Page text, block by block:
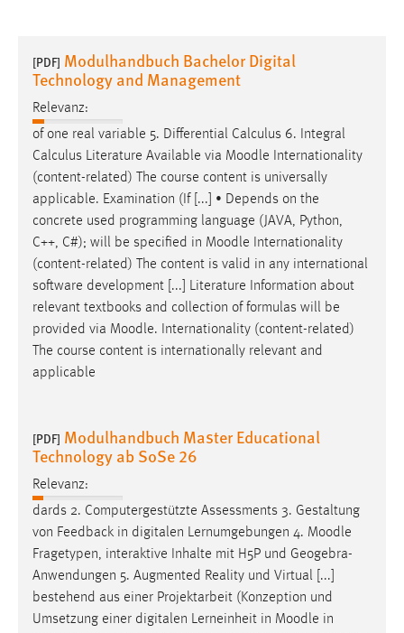
[PDF] Modulhandbuch Bachelor Digital
Technology and Management
Relevanz:
of one real variable 5. Differential Calculus 6. Integral
Calculus Literature Available via Moodle Internationality
(content-related) The course content is universally
applicable. Examination (If [...] • Depends on the
concrete used programming language (JAVA, Python,
C++, C#); will be specified in Moodle Internationality
(content-related) The content is valid in any international
software development [...] Literature Information about
relevant textbooks and collection of formulas will be
provided via Moodle. Internationality (content-related)
The course content is internationally relevant and
applicable
[PDF] Modulhandbuch Master Educational
Technology ab SoSe 26
Relevanz:
dards 2. Computergestützte Assessments 3. Gestaltung
von Feedback in digitalen Lernumgebungen 4. Moodle
Fragetypen, interaktive Inhalte mit H5P und Geogebra-
Anwendungen 5. Augmented Reality und Virtual [...]
bestehend aus einer Projektarbeit (Konzeption und
Umsetzung einer digitalen Lerneinheit in Moodle in
Performance
Name:
staticfilecache
Zweck:
Für performante Seitenauslieferung wird in diesem Cookie
gespeichert, ob man eingeloggt ist.
Sprachpräferenz
Name:
site-language-preference
Zweck:
30 Tage
Chat
Name:
chat-frame-style-5e9dbeb1811c0446
Zweck:
Wird benötigt um die Chatfunktion nutzen zu können.